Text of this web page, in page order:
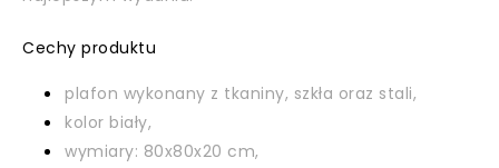
Cechy produktu
plafon wykonany z tkaniny, szkła oraz stali,
kolor biały,
wymiary: 80x80x20 cm,